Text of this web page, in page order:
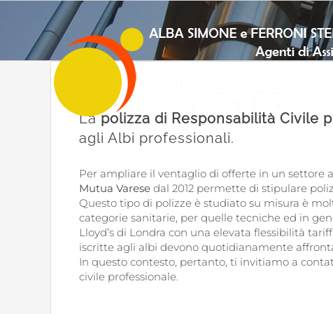
contenuto
Lapolizza di Responsabilità Civile
agli Albi professionali.
Per ampliare il ventaglio di offerte in un settore
Mutua Varese dal 2012 permette di stipulare
Questo tipo di polizze è studiato su misura è
categorie sanitarie, per quelle tecniche ed in
Lloyd’s di Londra con una elevata flessibilità
iscritte agli albi devono quotidianamente
In questo contesto, pertanto, ti invitiamo a
civile professionale.